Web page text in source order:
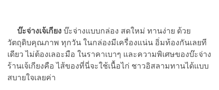
บ๊ะจ่างเจ้เกียง บ๊ะจ่างแบบกล่อง สดใหม่ ทานง่าย ด้วย
วัตถุดิบคุณภาพ ทุกวัน ในกล่องมีเครื่องแน่น อิ่มท้องกันเลยที
เดียว ไม่ต้องเลอะมือ ในราคาเบาๆ และความพิเศษของบ๊ะจ่าง
ร้านเจ้เกียงคือ ไส้ของที่นี่จะใช้เนื้อไก่ ชาวอิสลามทานได้แบบ
สบายใจเลยค่า